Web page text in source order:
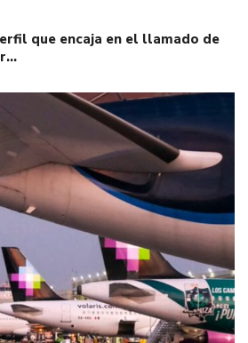
que encaja en el llamado de